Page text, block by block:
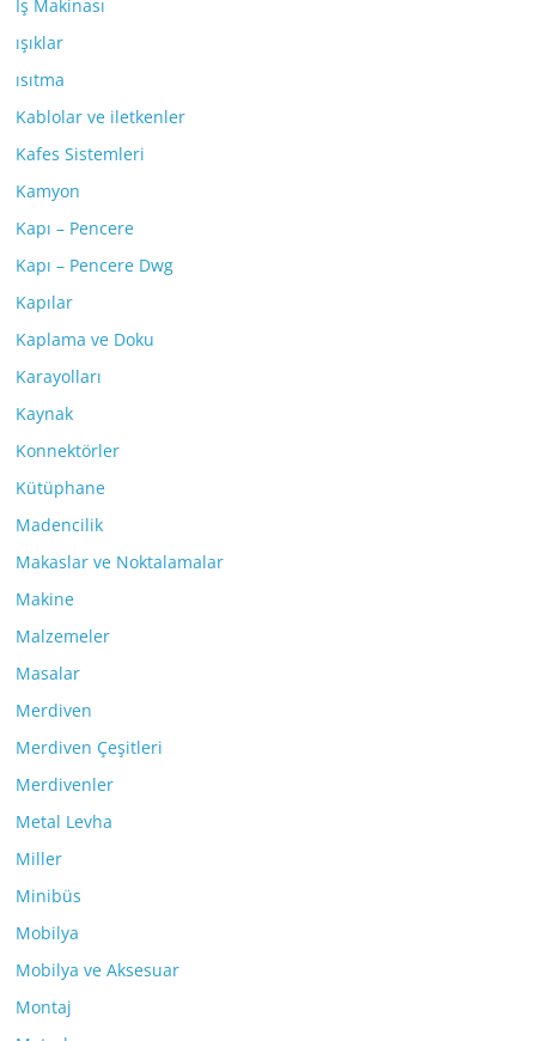
İş Makinası
ışıklar
ısıtma
Kablolar ve iletkenler
Kafes Sistemleri
Kamyon
Kapı – Pencere
Kapı – Pencere Dwg
Kapılar
Kaplama ve Doku
Karayolları
Kaynak
Konnektörler
Kütüphane
Madencilik
Makaslar ve Noktalamalar
Makine
Malzemeler
Masalar
Merdiven
Merdiven Çeşitleri
Merdivenler
Metal Levha
Miller
Minibüs
Mobilya
Mobilya ve Aksesuar
Montaj